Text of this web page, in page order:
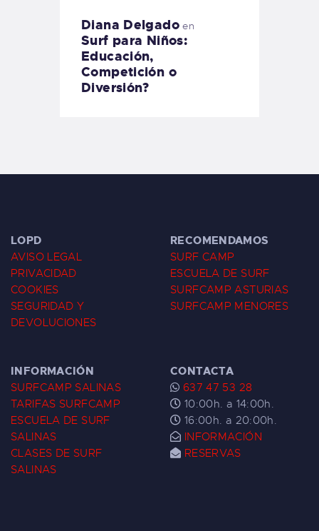
Diana Delgadoen
Surf para Niños:
Educación,
Competición o
Diversión?
LOPD
AVISO LEGAL
PRIVACIDAD
COOKIES
SEGURIDAD Y
DEVOLUCIONES
RECOMENDAMOS
SURF CAMP
ESCUELA DE SURF
SURFCAMP ASTURIAS
SURFCAMP MENORES
INFORMACIÓN
SURFCAMP SALINAS
TARIFAS SURFCAMP
ESCUELA DE SURF
SALINAS
CLASES DE SURF
SALINAS
CONTACTA
637 47 53 28
10:00h. a 14:00h.
16:00h. a 20:00h.
INFORMACIÓN
RESERVAS